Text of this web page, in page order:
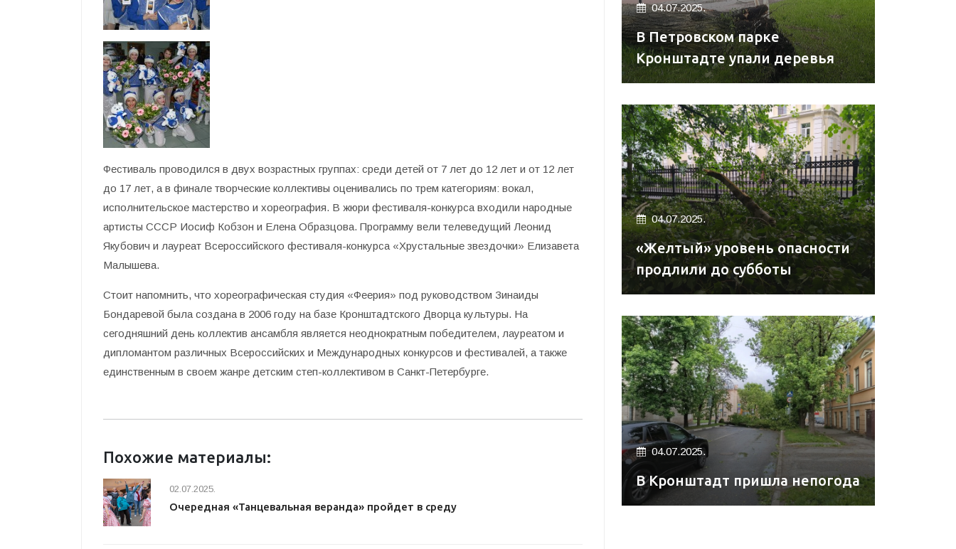
Фестиваль проводился в двух возрастных группах: среди детей от 7 лет до 12 лет и от 12 лет
до 17 лет, а в финале творческие коллективы оценивались по трем категориям: вокал,
исполнительское мастерство и хореография. В жюри фестиваля-конкурса входили народные
артисты СССР Иосиф Кобзон и Елена Образцова. Программу вели телеведущий Леонид
Якубович и лауреат Всероссийского фестиваля-конкурса «Хрустальные звездочки» Елизавета
Малышева.
Стоит напомнить, что хореографическая студия «Феерия» под руководством Зинаиды
Бондаревой была создана в 2006 году на базе Кронштадтского Дворца культуры. На
сегодняшний день коллектив ансамбля является неоднократным победителем, лауреатом и
дипломантом различных Всероссийских и Международных конкурсов и фестивалей, а также
единственным в своем жанре детским степ-коллективом в Санкт-Петербурге.
Похожие материалы:
02.07.2025.
Очередная «Танцевальная веранда» пройдет в среду
04.07.2025.
В Петровском парке
Кронштадте упали деревья
04.07.2025.
«Желтый» уровень опасности
продлили до субботы
04.07.2025.
В Кронштадт пришла непогода